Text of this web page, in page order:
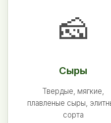
🧀
Сыры
Твердые, мягкие,
плавленые сыры,
сорта